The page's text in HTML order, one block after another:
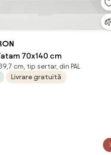
70x140 cm
cm, tip sertar, din PAL
Livrare gratuită